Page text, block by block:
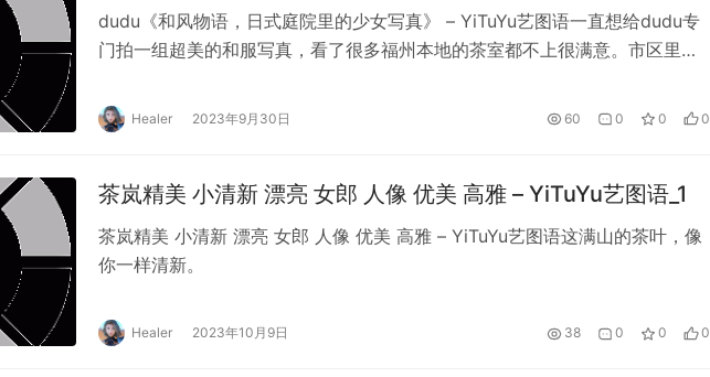
dudu《和风物语，日式庭院里的少女写真》 – YiTuYu艺图语一直想给dudu专
门拍一组超美的和服写真，看了很多福州本地的茶室都不上很满意。市区里大
车来到110公里外的…一直想给dudu专门拍一组超美的和服写真，看了很多福
州本地的茶室都不上很满意。市区里大部分是小间房屋改造…
Healer 2023年9月30日 60 0 0 0
茶岚精美 小清新 漂亮 女郎 人像 优美 高雅 – YiTuYu艺图语_1
茶岚精美 小清新 漂亮 女郎 人像 优美 高雅 – YiTuYu艺图语这满山的茶叶，像
你一样清新。
Healer 2023年10月9日 38 0 0 0